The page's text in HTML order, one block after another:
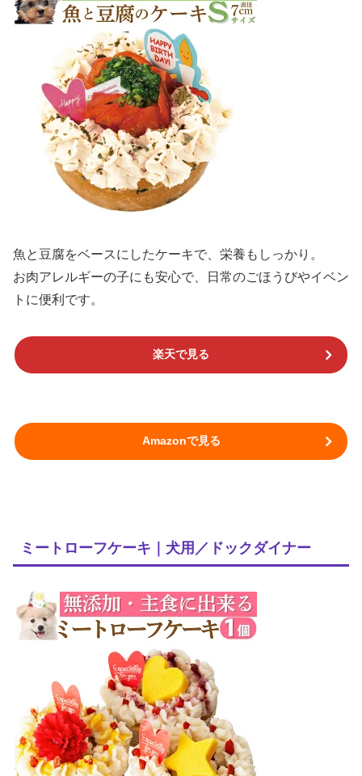
魚と豆腐をベースにしたケーキで、栄養もしっかり。
お肉アレルギーの子にも安心で、日常のごほうびやイベン
トに便利です。
楽天で見る
Amazonで見る
ミートローフケーキ｜犬用／ドックダイナー